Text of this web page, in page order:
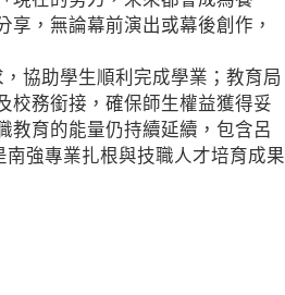
，無論幕前演出或幕後創作，
協助學生順利完成學業；教育局
校務銜接，確保師生權益獲得妥
教育的能量仍持續延續，包含呂
強專業扎根與技職人才培育成果